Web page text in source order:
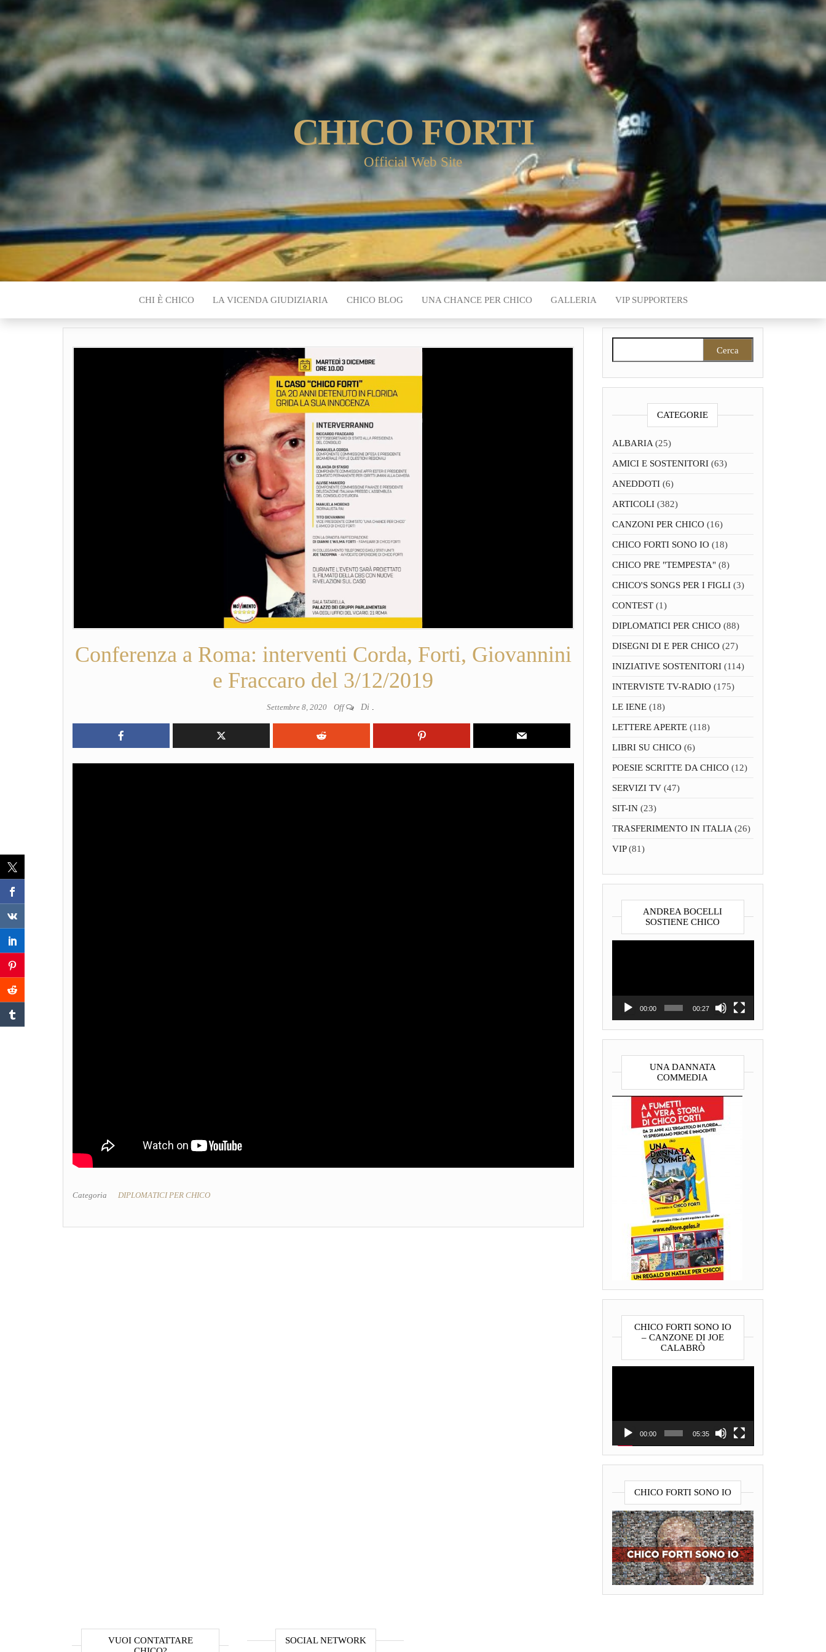
CHICO FORTI
Official Web Site
CHI È CHICO LA VICENDA GIUDIZIARIA CHICO BLOG UNA CHANCE PER CHICO GALLERIA VIP SUPPORTERS
Conferenza a Roma: interventi Corda, Forti, Giovannini
e Fraccaro del 3/12/2019
Settembre 8, 2020 Off Di .
Categoria DIPLOMATICI PER CHICO
CATEGORIE
ALBARIA(25)
AMICI E SOSTENITORI(63)
ANEDDOTI(6)
ARTICOLI(382)
CANZONI PER CHICO(16)
CHICO FORTI SONO IO(18)
CHICO PRE "TEMPESTA"(8)
CHICO'S SONGS PER I FIGLI(3)
CONTEST(1)
DIPLOMATICI PER CHICO(88)
DISEGNI DI E PER CHICO(27)
INIZIATIVE SOSTENITORI(114)
INTERVISTE TV-RADIO(175)
LE IENE(18)
LETTERE APERTE(118)
LIBRI SU CHICO(6)
POESIE SCRITTE DA CHICO(12)
SERVIZI TV(47)
SIT-IN(23)
TRASFERIMENTO IN ITALIA(26)
VIP(81)
ANDREA BOCELLI
SOSTIENE CHICO
00:00 00:27
UNA DANNATA
COMMEDIA
CHICO FORTI SONO IO
– CANZONE DI JOE
CALABRÒ
00:00 05:35
CHICO FORTI SONO IO
VUOI CONTATTARE
SOCIAL NETWORK